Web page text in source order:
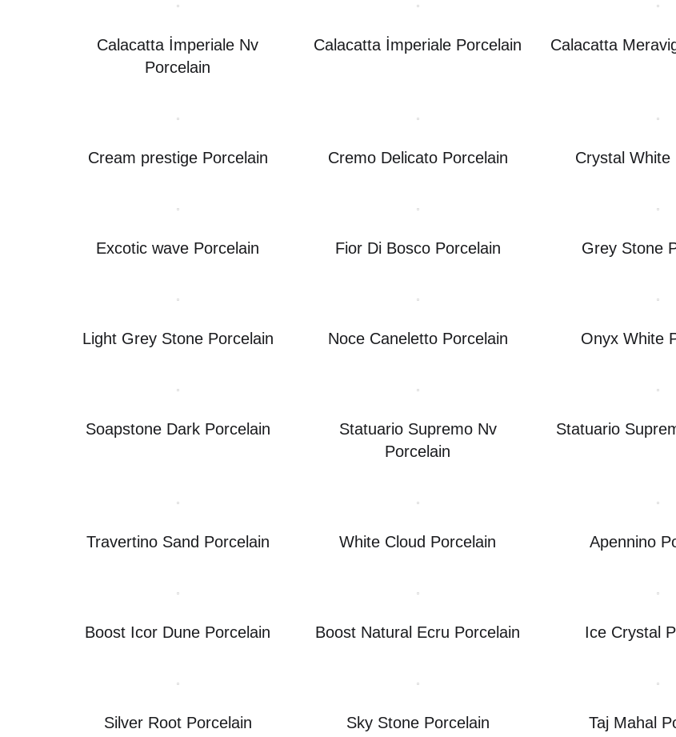
Calacatta İmperiale Nv
Porcelain
Calacatta İmperiale Porcelain Calacatta
Cream prestige Porcelain Cremo Delicato Porcelain Crystal White
Excotic wave Porcelain Fior Di Bosco Porcelain Grey Stone
Light Grey Stone Porcelain Noce Caneletto Porcelain Onyx White
Soapstone Dark Porcelain
Statuario Supremo Nv
Porcelain
Statuario
Travertino Sand Porcelain White Cloud Porcelain Apennino
Boost Icor Dune Porcelain Boost Natural Ecru Porcelain Ice Crystal
Silver Root Porcelain Sky Stone Porcelain Taj Mahal